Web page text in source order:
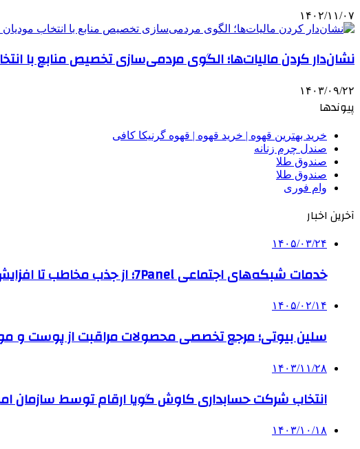
۱۴۰۲/۱۱/۰۷
نشان‌دار کردن مالیات‌ها؛ الگوی مردمی‌سازی تخصیص منابع با
۱۴۰۳/۰۹/۲۲
پیوندها
خرید بهترین قهوه | خرید قهوه | قهوه گرنیکا کافی
صندل چرم زنانه
صندوق طلا
صندوق طلا
وام فوری
آخرین اخبار
۱۴۰۵/۰۳/۲۴
خدمات شبکه‌های اجتماعی 7Panel؛ از جذب مخاطب تا افزایش درآمد
۱۴۰۵/۰۲/۱۴
سلین بیوتی؛ مرجع تخصصی محصولات مراقبت از پوست و
۱۴۰۳/۱۱/۲۸
انتخاب شرکت حسابداری کاوش گویا ارقام توسط سازمان
۱۴۰۳/۱۰/۱۸